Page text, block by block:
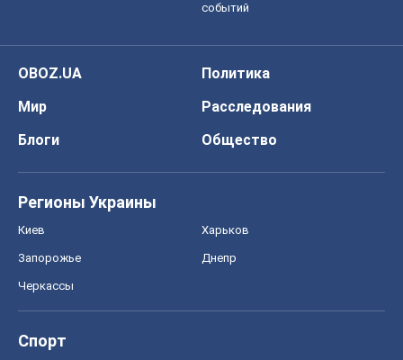
событий
OBOZ.UA
Политика
Мир
Расследования
Блоги
Общество
Регионы Украины
Киев Харьков
Запорожье Днепр
Черкассы
Спорт